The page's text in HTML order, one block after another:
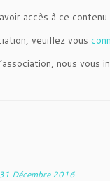
accès à ce contenu.
veuillez vous
nous vous
31 Décembre 2016